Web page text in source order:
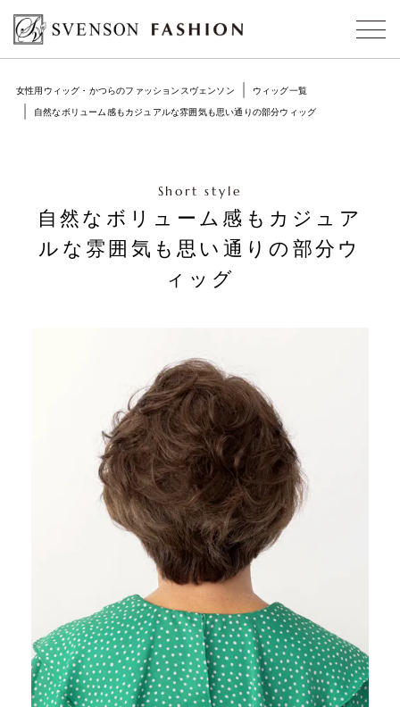
女性用ウィッグ・かつらのファッションスヴェンソン
ウィッグ一覧
自然なボリューム感もカジュアルな雰囲気も思い通りの部分ウィッグ
Short style
自然なボリューム感もカジュア
ルな雰囲気も思い通りの部分ウ
ィッグ